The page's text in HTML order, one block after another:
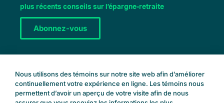
e
d
I
t
e
r
b
o
o
a
plus récents conseils sur l’épargne-retraite
Abonnez-vous
Nous utilisons des témoins sur notre site web afin d’améliorer
continuellement votre expérience en ligne. Les témoins nous
permettent d’avoir un aperçu de votre visite afin de nous